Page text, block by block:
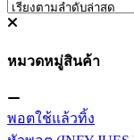
หมวดหมู่สินค้า
พอตใช้แล้วทิ้ง